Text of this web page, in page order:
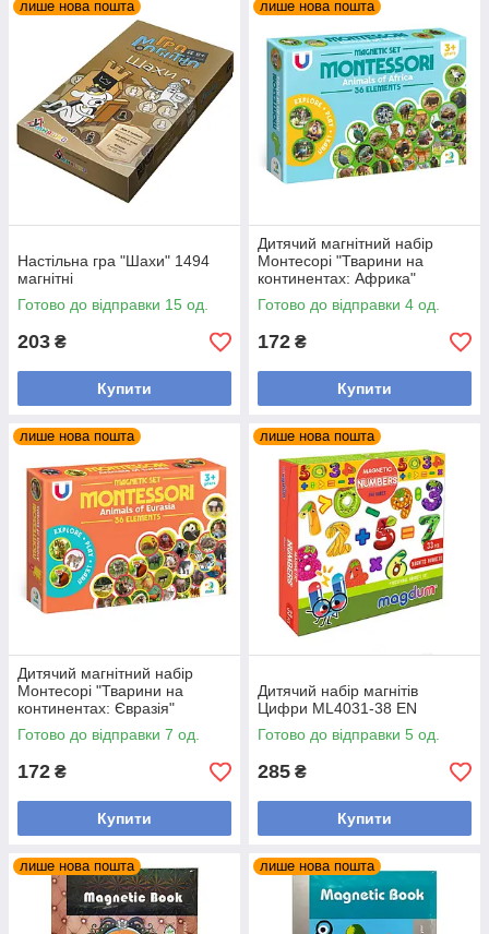
лише нова пошта
Настільна гра "Шахи" 1494
магнітні
Готово до відправки 15 од.
203 ₴
Купити
лише нова пошта
Дитячий магнітний набір
Монтесорі "Тварини на
континентах: Африка"
200284, 36 елементів
Готово до відправки 4 од.
172 ₴
Купити
лише нова пошта
Дитячий магнітний набір
Монтесорі "Тварини на
континентах: Євразія"
200285, 36 елементів
Готово до відправки 7 од.
172 ₴
Купити
лише нова пошта
Дитячий набір магнітів
Цифри ML4031-38 EN
Готово до відправки 5 од.
285 ₴
Купити
лише нова пошта лише нова пошта